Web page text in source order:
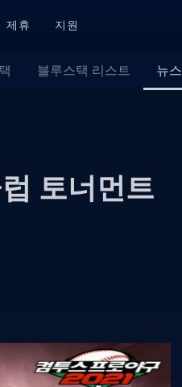
제휴 지원
블루스택 리스트 뉴스
토너먼트